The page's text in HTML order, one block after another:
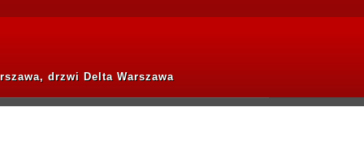
drzwi Delta Warszawa